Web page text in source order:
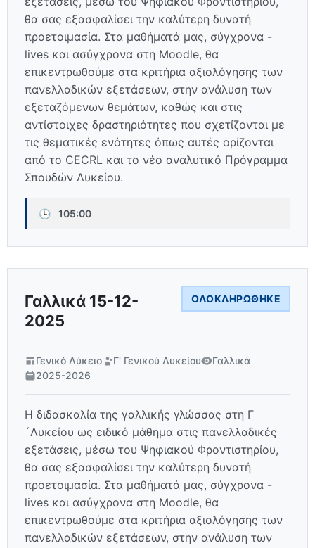
θα σας εξασφαλίσει την καλύτερη δυνατή
προετοιμασία. Στα μαθήματά μας, σύγχρονα -
lives και ασύγχρονα στη Moodle, θα
επικεντρωθούμε στα κριτήρια αξιολόγησης των
πανελλαδικών εξετάσεων, στην ανάλυση των
εξεταζόμενων θεμάτων, καθώς και στις
αντίστοιχες δραστηριότητες που σχετίζονται με
τις θεματικές ενότητες όπως αυτές ορίζονται
από το CECRL και το νέο αναλυτικό Πρόγραμμα
Σπουδών Λυκείου.
🕒 105:00
Γαλλικά 15-12-
2025
ΟΛΟΚΛΗΡΏΘΗΚΕ
Γενικό Λύκειο Γ' Γενικού Λυκείου
Γαλλικά
2025-2026
Η διδασκαλία της γαλλικής γλώσσας στη Γ
´Λυκείου ως ειδικό μάθημα στις πανελλαδικές
εξετάσεις, μέσω του Ψηφιακού Φροντιστηρίου,
θα σας εξασφαλίσει την καλύτερη δυνατή
προετοιμασία. Στα μαθήματά μας, σύγχρονα -
lives και ασύγχρονα στη Moodle, θα
επικεντρωθούμε στα κριτήρια αξιολόγησης των
πανελλαδικών εξετάσεων, στην ανάλυση των